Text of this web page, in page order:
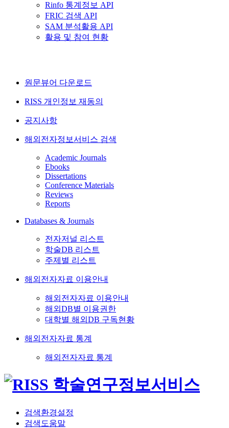
Rinfo 통계정보 API
FRIC 검색 API
SAM 분석활용 API
활용 및 참여 현황
원문뷰어 다운로드
RISS 개인정보 재동의
공지사항
해외전자정보서비스 검색
Academic Journals
Ebooks
Dissertations
Conference Materials
Reviews
Reports
Databases & Journals
전자저널 리스트
학술DB 리스트
주제별 리스트
해외전자자료 이용안내
해외전자자료 이용안내
해외DB별 이용권한
대학별 해외DB 구독현황
해외전자자료 통계
해외전자자료 통계
검색환경설정
검색도움말